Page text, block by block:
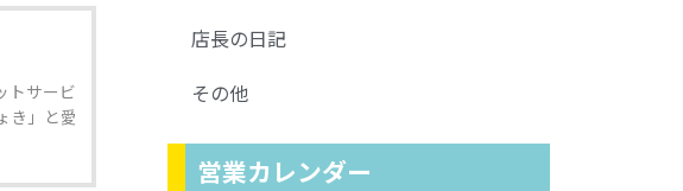
トサービ
き」と愛
店長の日記
その他
営業カレンダー